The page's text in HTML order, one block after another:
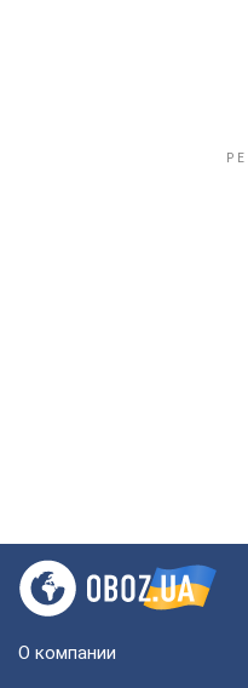
О компании